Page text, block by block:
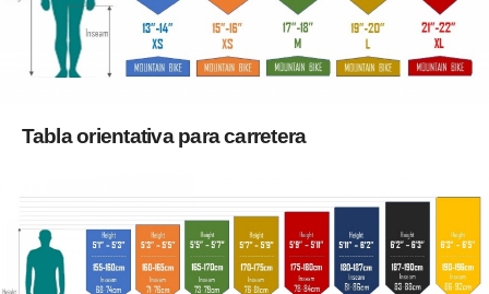
Tabla orientativa para carretera